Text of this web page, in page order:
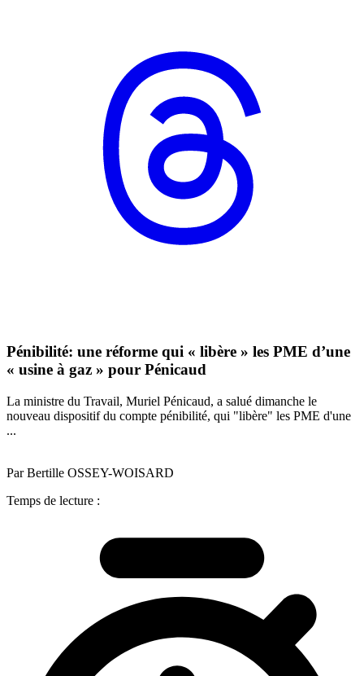
Pénibilité: une réforme qui « libère » les PME d’une
« usine à gaz » pour Pénicaud
La ministre du Travail, Muriel Pénicaud, a salué dimanche le
nouveau dispositif du compte pénibilité, qui "libère" les PME d'une
...
Par Bertille OSSEY-WOISARD
Temps de lecture :